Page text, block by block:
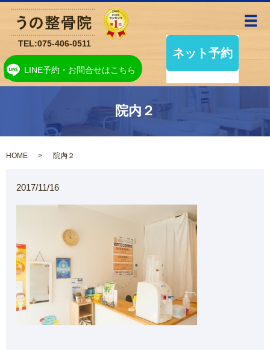
LINE予約・お問合せはこちら
TEL:075-406-0511
メ
院内２
HOME 院内２
2017/11/16